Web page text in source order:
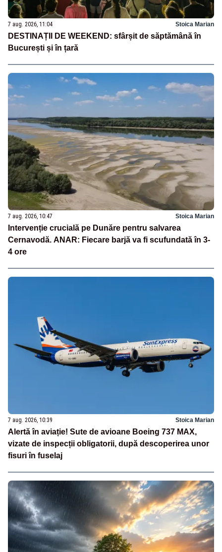
7 aug. 2026, 11:04 Stoica Marian
DESTINAȚII DE WEEKEND: sfârșit de săptămână în
București și în țară
7 aug. 2026, 10:47 Stoica Marian
Intervenție crucială pe Dunăre pentru salvarea
Cernavodă. ANAR: Fiecare barjă va fi scufundată în 3-
4 ore
7 aug. 2026, 10:39 Stoica Marian
Alertă în aviație! Sute de avioane Boeing 737 MAX,
vizate de inspecții obligatorii, după descoperirea unor
fisuri în fuselaj